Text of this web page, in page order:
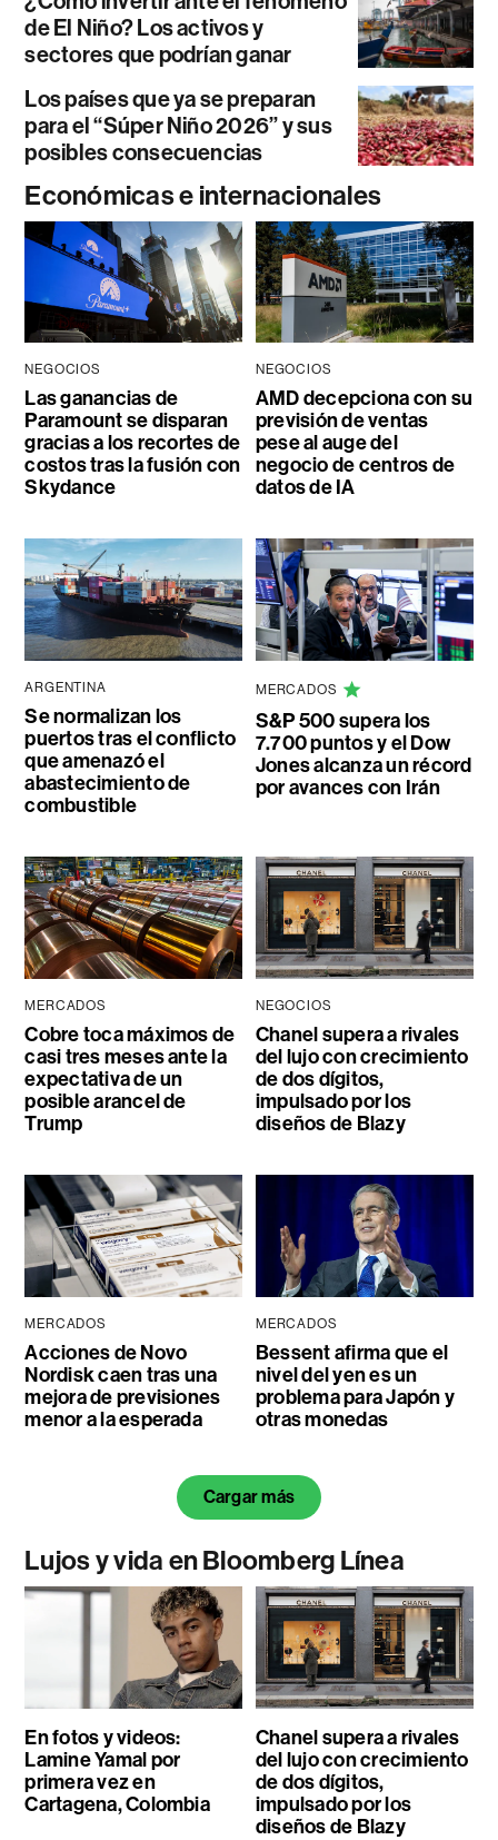
de El Niño? Los activos y
sectores que podrían ganar
Los países que ya se preparan
para el “Súper Niño 2026” y sus
posibles consecuencias
Económicas e internacionales
NEGOCIOS
Las ganancias de
Paramount se disparan
gracias a los recortes de
costos tras la fusión con
Skydance
NEGOCIOS
AMD decepciona con su
previsión de ventas
pese al auge del
negocio de centros de
datos de IA
ARGENTINA
Se normalizan los
puertos tras el conflicto
que amenazó el
abastecimiento de
combustible
MERCADOS
S&P 500 supera los
7.700 puntos y el Dow
Jones alcanza un récord
por avances con Irán
MERCADOS
Cobre toca máximos de
casi tres meses ante la
expectativa de un
posible arancel de
Trump
NEGOCIOS
Chanel supera a rivales
del lujo con crecimiento
de dos dígitos,
impulsado por los
diseños de Blazy
MERCADOS
Acciones de Novo
Nordisk caen tras una
mejora de previsiones
menor a la esperada
MERCADOS
Bessent afirma que el
nivel del yen es un
problema para Japón y
otras monedas
Cargar más
Lujos y vida en Bloomberg Línea
En fotos y videos:
Lamine Yamal por
primera vez en
Cartagena, Colombia
Chanel supera a rivales
del lujo con crecimiento
de dos dígitos,
impulsado por los
diseños de Blazy